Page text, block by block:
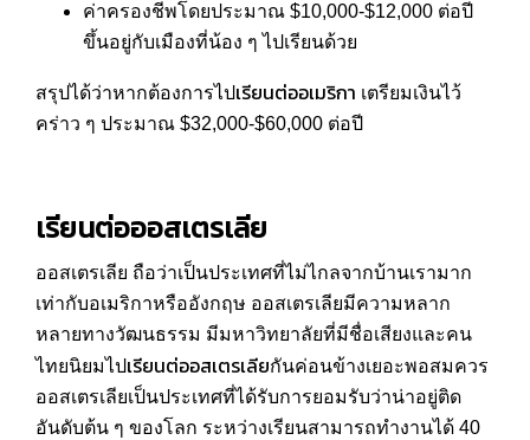
ค่าครองชีพโดยประมาณ $10,000-$12,000 ต่อปี
ขึ้นอยู่กับเมืองที่น้อง ๆ ไปเรียนด้วย
สรุปได้ว่าหากต้องการไปเรียนต่ออเมริกา เตรียมเงินไว้
คร่าว ๆ ประมาณ $32,000-$60,000 ต่อปี
เรียนต่อออสเตรเลีย
ออสเตรเลีย ถือว่าเป็นประเทศที่ไม่ไกลจากบ้านเรามาก
เท่ากับอเมริกาหรืออังกฤษ ออสเตรเลียมีความหลาก
หลายทางวัฒนธรรม มีมหาวิทยาลัยที่มีชื่อเสียงและคน
ไทยนิยมไปเรียนต่ออสเตรเลียกันค่อนข้างเยอะพอสมควร
ออสเตรเลียเป็นประเทศที่ได้รับการยอมรับว่าน่าอยู่ติด
อันดับต้น ๆ ของโลก ระหว่างเรียนสามารถทำงานได้ 40